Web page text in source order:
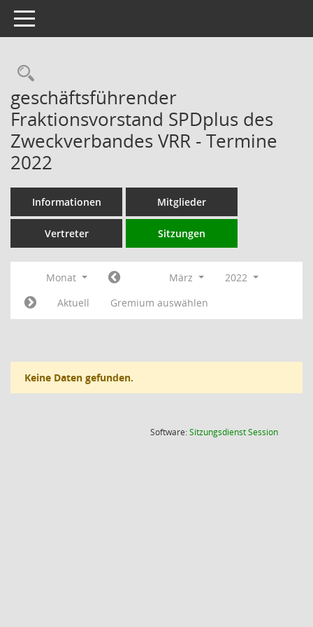
Toggle navigation
Rechercheauswahl
geschäftsführender
Fraktionsvorstand SPDplus des
Zweckverbandes VRR - Termine
2022
Informationen Mitglieder
Vertreter Sitzungen
Monat März
2022
Aktuell
Gremium auswählen
Keine Daten gefunden.
Software:SitzungsdienstSession(Wird in